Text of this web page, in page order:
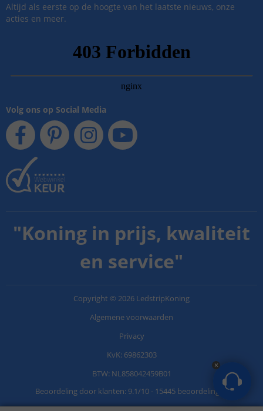
Altijd als eerste op de hoogte van het laatste nieuws, onze
acties en meer.
Volg ons op Social Media
"Koning in prijs, kwaliteit
en service"
Copyright © 2026 LedstripKoning
Algemene voorwaarden
Privacy
KvK: 69862303
BTW: NL858042459B01
Beoordeling door klanten: 9.1/10- 15445 beoordelingen